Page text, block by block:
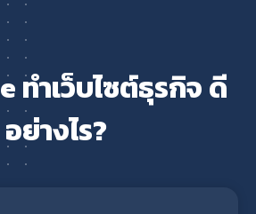
ทำเว็บไซต์ธุรกิจ ดี
อย่างไร?